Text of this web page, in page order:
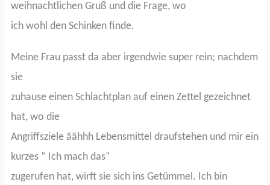
weihnachtlichen Gruß und die Frage, wo
ich wohl den Schinken finde.
Meine Frau passt da aber irgendwie super rein; nachdem
sie
zuhause einen Schlachtplan auf einen Zettel gezeichnet
hat, wo die
Angriffsziele äähhh Lebensmittel draufstehen und mir ein
kurzes “ Ich mach das“
zugerufen hat, wirft sie sich ins Getümmel. Ich bin